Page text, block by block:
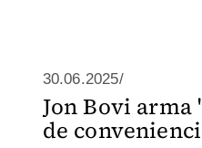
30.06.2025/
Jon Bovi arma
de